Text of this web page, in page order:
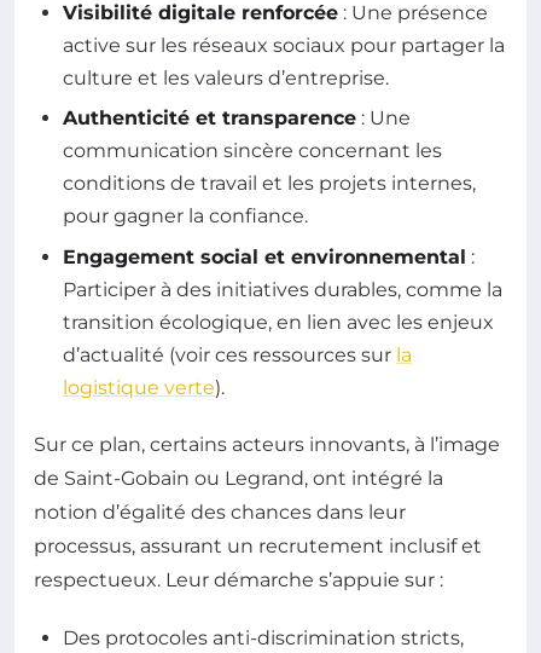
Visibilité digitale renforcée : Une présence
active sur les réseaux sociaux pour partager la
culture et les valeurs d’entreprise.
Authenticité et transparence : Une
communication sincère concernant les
conditions de travail et les projets internes,
pour gagner la confiance.
Engagement social et environnemental :
Participer à des initiatives durables, comme la
transition écologique, en lien avec les enjeux
d’actualité (voir ces ressources sur la
logistique verte).
Sur ce plan, certains acteurs innovants, à l’image
de Saint-Gobain ou Legrand, ont intégré la
notion d’égalité des chances dans leur
processus, assurant un recrutement inclusif et
respectueux. Leur démarche s’appuie sur :
Des protocoles anti-discrimination stricts,